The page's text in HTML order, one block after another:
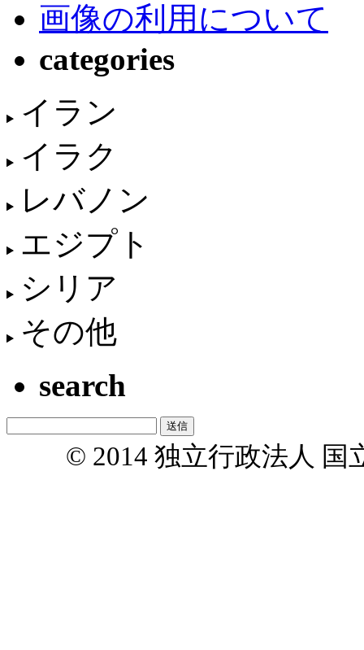
画像の利用について
categories
イラン
イラク
レバノン
エジプト
シリア
その他
search
© 2014 独立行政法人 国